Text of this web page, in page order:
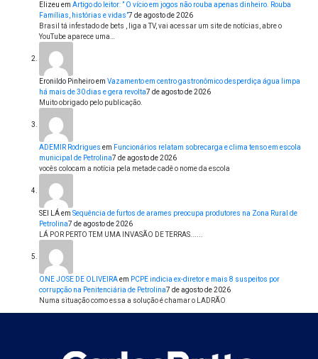
Elizeu em Artigo do leitor: ” O vício em jogos não rouba apenas dinheiro. Rouba
Famílias, histórias e vidas”7 de agosto de 2026
Brasil tá infestado de bets , liga a TV, vai acessar um site de notícias, abre o
YouTube aparece uma…
Eronildo Pinheiroem Vazamento em centro gastronômico desperdiça água limpa
há mais de 30 dias e gera revolta7 de agosto de 2026
Muito obrigado pelo publicação.
ADEMIR Rodrigues em Funcionários relatam sobrecarga e clima tenso em escola
municipal de Petrolina7 de agosto de 2026
vocês colocam a notícia pela metade cadê o nome da escola
SEI LÁem Sequência de furtos de arames preocupa produtores na Zona Rural de
Petrolina7 de agosto de 2026
LÁ POR PERTO TEM UMA INVASÃO DE TERRAS......
ONE JOSE DE OLIVEIRAem PCPE indicia ex-diretor e mais 8 suspeitos por
corrupção na Penitenciária de Petrolina7 de agosto de 2026
Numa situação como essa a solução é chamar o LADRÃO